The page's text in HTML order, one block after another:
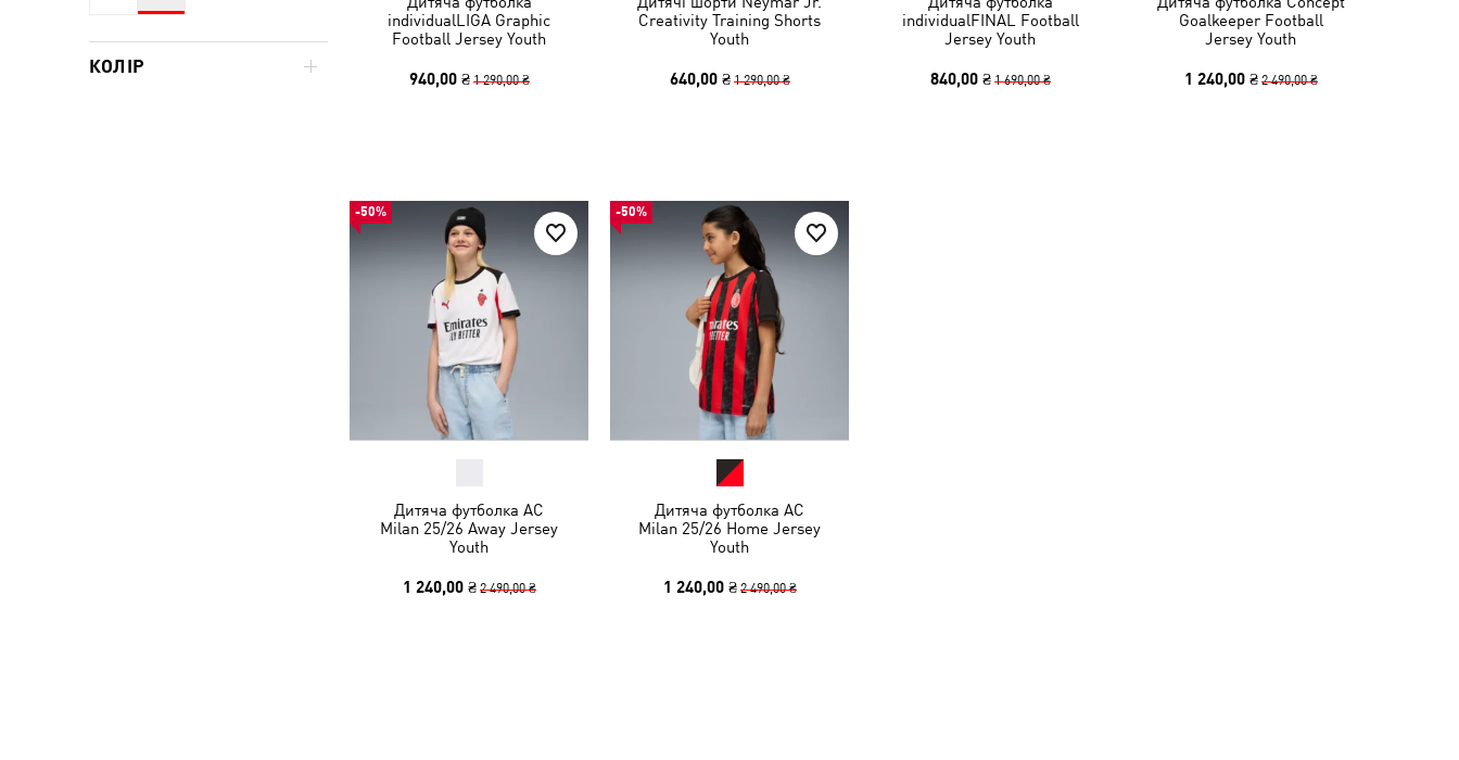
individualLIGA Graphic
Football Jersey Youth
940,00 ₴ 1 290,00 ₴
Creativity Training Shorts
Youth
640,00 ₴ 1 290,00 ₴
individualFINAL Football
Jersey Youth
840,00 ₴ 1 690,00 ₴
Goalkeeper Football
Jersey Youth
1 240,00 ₴ 2 490,00 ₴
-50%
Дитяча футболка AC
Milan 25/26 Away Jersey
Youth
1 240,00 ₴ 2 490,00 ₴
-50%
Дитяча футболка AC
Milan 25/26 Home Jersey
Youth
1 240,00 ₴ 2 490,00 ₴
КОЛІР